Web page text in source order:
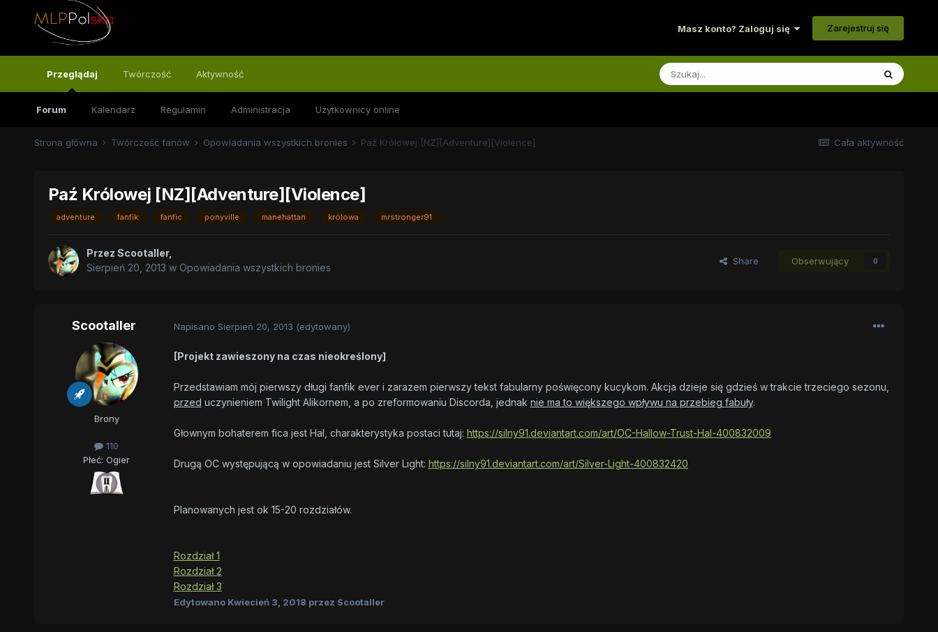
Masz konto? Zaloguj się Zarejestruj się
Przeglądaj
Forum Kalendarz Regulamin Administracja Użytkownicy online
Twórczość Aktywność
Cała aktywność
Strona główna Twórczość fanów Opowiadania wszystkich bronies Paź Królowej [NZ][Adventure][Violence]
Paź Królowej [NZ][Adventure][Violence]
adventure fanfik fanfic ponyville manehattan królowa mrstronger91
Przez Scootaller,
Sierpień 20, 2013 w Opowiadania wszystkich bronies
Share Obserwujący 0
Scootaller
Brony
110
Płeć: Ogier
Napisano Sierpień 20, 2013 (edytowany)
[Projekt zawieszony na czas nieokreślony]
Przedstawiam mój pierwszy długi fanfik ever i zarazem pierwszy tekst fabularny poświęcony kucykom. Akcja dzieje się gdzieś w trakcie trzeciego sezonu,
przed uczynieniem Twilight Alikornem, a po zreformowaniu Discorda, jednak nie ma to większego wpływu na przebieg fabuły.
Głownym bohaterem fica jest Hal, charakterystyka postaci tutaj: https://silny91.deviantart.com/art/OC-Hallow-Trust-Hal-400832009
Drugą OC występującą w opowiadaniu jest Silver Light: https://silny91.deviantart.com/art/Silver-Light-400832420
Planowanych jest ok 15-20 rozdziałów.
Rozdział 1
Rozdział 2
Rozdział 3
Edytowano Kwiecień 3, 2018 przez Scootaller